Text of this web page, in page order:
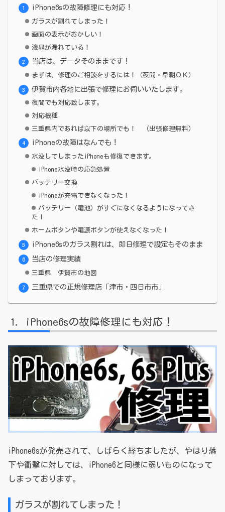
iPhone6sの故障修理にも対応！
ガラスが割れてしまった！
画面の表示がおかしい！
液晶が漏れている！
当店は、データそのままです！
まずは、修理のご相談をするには！（夜間・早朝ＯＫ）
伊賀市内各地に出張で修理にお伺いいたします。
夜間でも対応致します。
対応機種
三重県内であれば以下の場所でも！ （出張修理無料）
iPhoneの故障はなんでも！
水没してしまったiPhoneも修復できます。
iPhone水没時の応急処置
バッテリー交換
iPhoneが充電できなくなった！
バッテリー（電池）がすぐになくなるようになってき
た！
ホームボタンや電源ボタンが使えなくなった！
iPhone6sのガラス割れは、即日修理で設定もそのまま
当店の修理実績
三重県 伊賀市の地図
三重県での正規修理店「津市・四日市市」
iPhone6sの故障修理にも対応！
iPhone6sが発売されて、しばらく経ちましたが、やはり落
下や衝撃に対しては、iPhone6と同様に弱いものになって
しまっております。
ガラスが割れてしまった！